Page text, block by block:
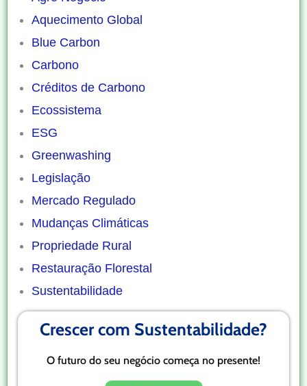
Aquecimento Global
Blue Carbon
Carbono
Créditos de Carbono
Ecossistema
ESG
Greenwashing
Legislação
Mercado Regulado
Mudanças Climáticas
Propriedade Rural
Restauração Florestal
Sustentabilidade
Crescer com Sustentabilidade?
O futuro do seu negócio começa no presente!